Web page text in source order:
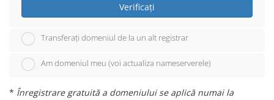
Verificați
Transferați domeniul de la un alt registrar
Am domeniul meu (voi actualiza nameserverele)
* Înregistrare gratuită a domeniului se aplică numai la